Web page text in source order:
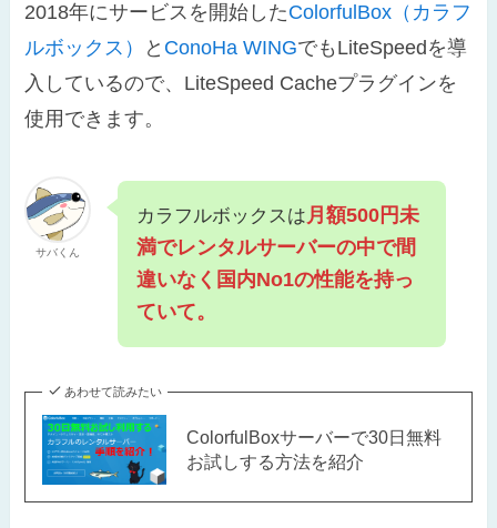
2018年にサービスを開始したColorfulBox（カラフ
ルボックス）
と ConoHa WINGでもLiteSpeedを導
入しているので、LiteSpeed Cacheプラグインを
使用できます。
サバくん
カラフルボックスは月額500円未
満でレンタルサーバーの中で間
違いなく国内No1の性能を持っ
ていて。
あわせて読みたい
ColorfulBoxサーバーで30日無料
お試しする方法を紹介